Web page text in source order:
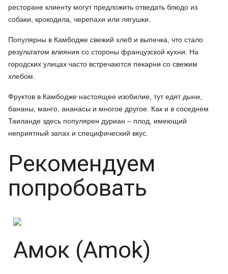
ресторане клиенту могут предложить отведать блюдо из
собаки, крокодила, черепахи или лягушки.
Популярны в Камбодже свежий хлеб и выпечка, что стало
результатом влияния со стороны французской кухни. На
городских улицах часто встречаются пекарни со свежим
хлебом.
Фруктов в Камбодже настоящее изобилие, тут едят дыни,
бананы, манго, ананасы и многое другое. Как и в соседнем
Таиланде здесь популярен дуриан – плод, имеющий
неприятный запах и специфический вкус.
Рекомендуем
попробовать
Амок (Amok)